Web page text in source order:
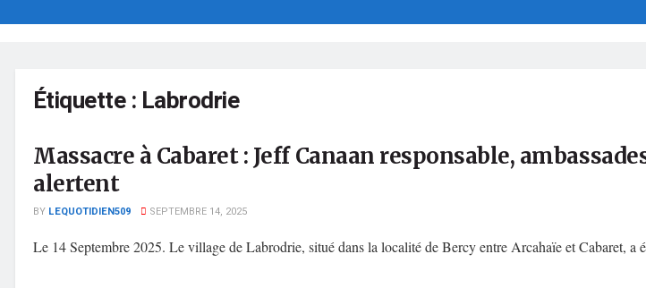
Étiquette : Labrodrie
Massacre à Cabaret : Jeff Canaan responsable,
alertent
BY LEQUOTIDIEN509 SEPTEMBRE 14, 2025
Le 14 Septembre 2025. Le village de Labrodrie, situé dans la localité de Bercy entre Arcahaïe et Cabaret, a